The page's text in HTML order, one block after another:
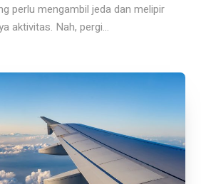
perlu mengambil jeda dan melipir
aktivitas. Nah, pergi...